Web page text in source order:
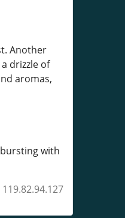
Another
drizzle of
aromas,
with
119.82.94.127